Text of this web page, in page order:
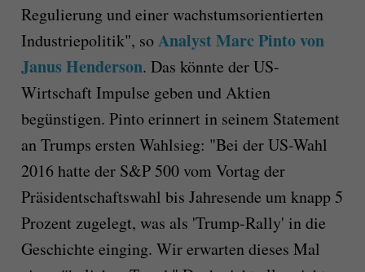
Regulierung und einer wachstumsorientierten
Industriepolitik", soAnalyst Marc Pinto von
Janus Henderson. Das könnte der US-
Wirtschaft Impulse geben und Aktien
begünstigen. Pinto erinnert in seinem Statement
an Trumps ersten Wahlsieg: "Bei der US-Wahl
2016 hatte der S&P 500 vom Vortag der
Präsidentschaftswahl bis Jahresende um knapp 5
Prozent zugelegt, was als 'Trump-Rally' in die
Geschichte einging. Wir erwarten dieses Mal